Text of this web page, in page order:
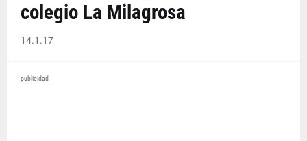
colegio La Milagrosa
14.1.17
publicidad